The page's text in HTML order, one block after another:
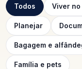
Todos Viver no
Planejar
Bagagem e
Família e pets